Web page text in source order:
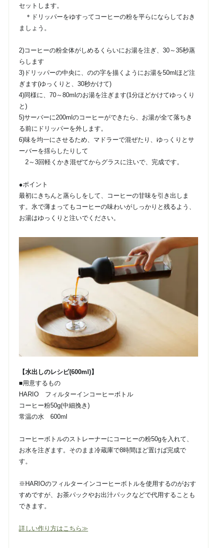
セットします。
＊ドリッパーをゆすってコーヒーの粉を平らにならしておき
ましょう。
2)コーヒーの粉全体がしめるくらいにお湯を注ぎ、30～35秒蒸
らします
3)ドリッパーの中央に、のの字を描くようにお湯を50mlほど注
ぎます(ゆっくりと、30秒かけて)
4)同様に、70～80mlのお湯を注ぎます(1分ほどかけてゆっくり
と)
5)サーバーに200mlのコーヒーができたら、お湯が全て落ちき
る前にドリッパーを外します。
6)味を均一にさせるため、マドラーで混ぜたり、ゆっくりとサ
ーバーを揺らしたりして
2～3回軽くかき混ぜてからグラスに注いで、完成です。
●ポイント
最初にきちんと蒸らしをして、コーヒーの甘味を引き出しま
す。氷で薄まってもコーヒーの味わいがしっかりと残るよう、
お湯はゆっくりと注いでください。
【水出しのレシピ(600ml)】
■用意するもの
HARIO フィルターインコーヒーボトル
コーヒー粉50g(中細挽き)
常温の水 600ml
コーヒーボトルのストレーナーにコーヒーの粉50gを入れて、
お水を注ぎます。そのまま冷蔵庫で8時間ほど置けば完成で
す。
※HARIOのフィルターインコーヒーボトルを使用するのがおす
すめですが、お茶パックやお出汁パックなどで代用することも
できます。
詳しい作り方はこちら≫